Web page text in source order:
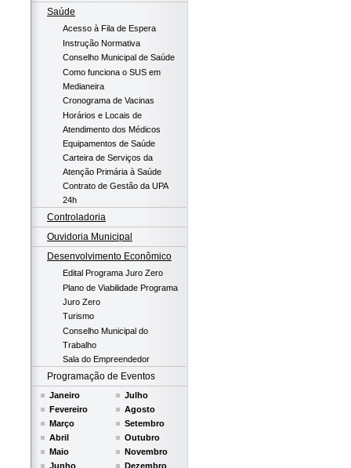
Saúde
Acesso à Fila de Espera
Instrução Normativa
Conselho Municipal de Saúde
Como funciona o SUS em
Medianeira
Cronograma de Vacinas
Horários e Locais de
Atendimento dos Médicos
Equipamentos de Saúde
Carteira de Serviços da
Atenção Primária à Saúde
Contrato de Gestão da UPA
24h
Controladoria
Ouvidoria Municipal
Desenvolvimento Econômico
Edital Programa Juro Zero
Plano de Viabilidade Programa
Juro Zero
Turismo
Conselho Municipal do
Trabalho
Sala do Empreendedor
Programação de Eventos
Janeiro
Fevereiro
Março
Abril
Maio
Junho
Julho
Agosto
Setembro
Outubro
Novembro
Dezembro